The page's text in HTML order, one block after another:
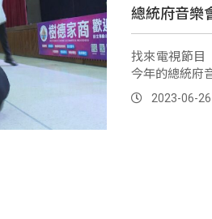
總統府音樂
找來電視節目
今年的總統府
2023-06-